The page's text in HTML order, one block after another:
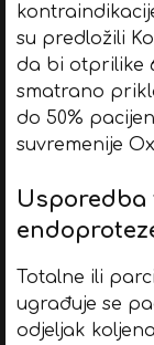
su predložili
da bi otprilike
smatrano
do 50%
suvremenije
Totalne ili
ugrađuje se
odjeljak